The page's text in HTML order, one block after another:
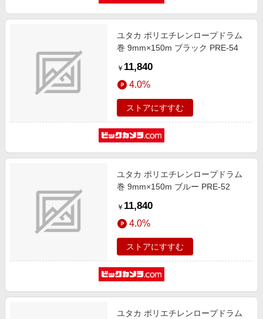
ユタカ ポリエチレンロープドラム
巻 9mm×150m ブラック PRE-54
￥ 11,840
4.0%
ストアにすすむ
ユタカ ポリエチレンロープドラム
巻 9mm×150m ブルー PRE-52
￥ 11,840
4.0%
ストアにすすむ
ユタカ ポリエチレンロープドラム